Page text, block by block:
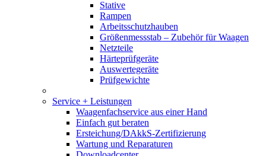
Stative
Rampen
Arbeitsschutzhauben
Größenmessstab – Zubehör für Waagen
Netzteile
Härteprüfgeräte
Auswertegeräte
Prüfgewichte
Service + Leistungen
Waagenfachservice aus einer Hand
Einfach gut beraten
Ersteichung/DAkkS-Zertifizierung
Wartung und Reparaturen